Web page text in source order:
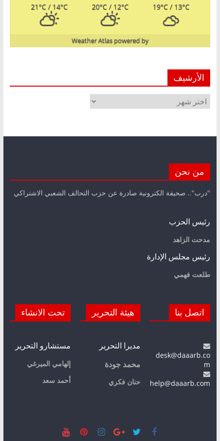
19°C/ 13°C
20°C / 12°C
21°C / 14°C
powered by
Weather Atlas
الأرشيف
الأرشيف
من نحن
"درب".. صحيفة الكترونية صادرة عن حزب التحالف الشعبي الاشتراكي
رئيس الحزب
مدحت الزاهد
رئيس مجلس الإدارة
طلعت فهمي
اتصل بنا
desk@daaarb.co
m
help@daaarb.com
هيئة التحرير
مديرا التحرير
محمد جودة
حنان فكري
تحت الانشاء
مستشارو التحرير
إلهامي الميرغي
أحمد سعد